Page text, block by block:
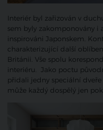
Interiér byl zařizován v
sem byly zakomponovány i
inspirováni Japonskem.
charakterizující další
Británii. Vše spolu
interiéru. Jako poctu
přidali jedny speciální
může každý dospělý jen